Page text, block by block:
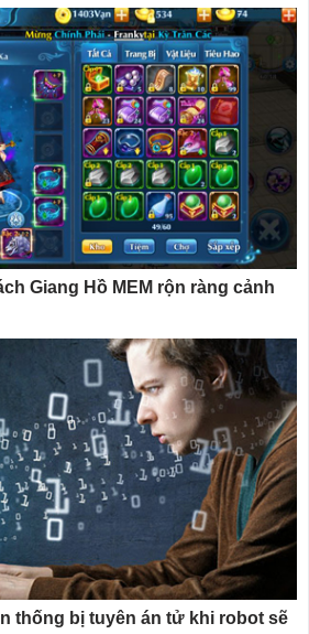
Giang Hồ MEM rộn ràng cảnh
thống bị tuyên án tử khi robot sẽ